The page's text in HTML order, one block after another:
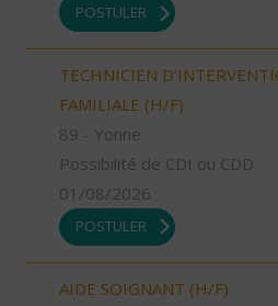
POSTULER
TECHNICIEN
FAMILIALE (H/F)
89 - Yonne
Possibilité de CDI ou CDD
01/08/2026
POSTULER
AIDE SOIGNANT (H/F)